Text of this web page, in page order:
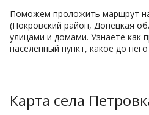
Поможем проложить маршрут
(Покровский район, Донецкая
улицами и домами. Узнаете как
населенный пункт, какое до
Карта села